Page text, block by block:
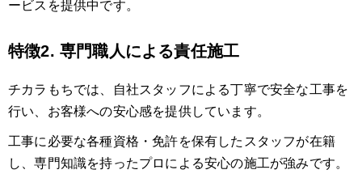
ービスを提供中です。
特徴2. 専門職人による責任施工
チカラもちでは、自社スタッフによる丁寧で安全な工事を
行い、お客様への安心感を提供しています。
工事に必要な各種資格・免許を保有したスタッフが在籍
し、専門知識を持ったプロによる安心の施工が強みです。